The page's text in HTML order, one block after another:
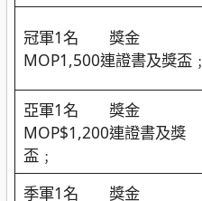
冠軍1名 獎金
MOP1,500連證書及獎盃﹔
亞軍1名 獎金
MOP$1,200連證書及獎
盃﹔
季軍1名 獎金